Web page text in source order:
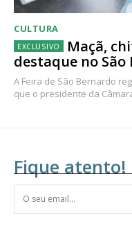
CULTURA
Maçã,
destaque no São
A Feira de São Bernardo
que o presidente da
Fique atento!